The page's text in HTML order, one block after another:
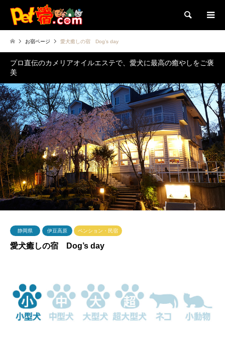
検索
お宿ページ 愛犬癒しの宿 Dog’s day
プロ直伝のカメリアオイルエステで、愛犬に最高の癒やしをご褒
美
静岡県 伊豆高原 ペンション・民宿
愛犬癒しの宿 Dog’s day